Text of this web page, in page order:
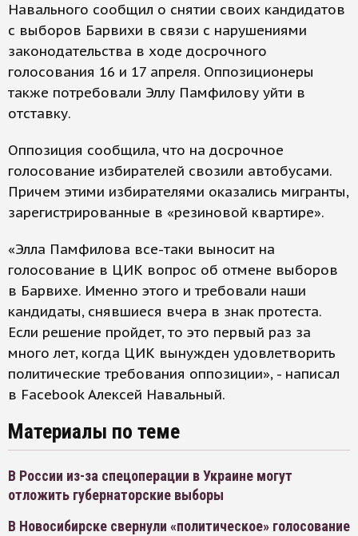
Навального сообщил о снятии своих кандидатов
с выборов Барвихи в связи с нарушениями
законодательства в ходе досрочного
голосования 16 и 17 апреля. Оппозиционеры
также потребовали Эллу Памфилову уйти в
отставку.
Оппозиция сообщила, что на досрочное
голосование избирателей свозили автобусами.
Причем этими избирателями оказались мигранты,
зарегистрированные в «резиновой квартире».
«Элла Памфилова все-таки выносит на
голосование в ЦИК вопрос об отмене выборов
в Барвихе. Именно этого и требовали наши
кандидаты, снявшиеся вчера в знак протеста.
Если решение пройдет, то это первый раз за
много лет, когда ЦИК вынужден удовлетворить
политические требования оппозиции», - написал
в Facebook Алексей Навальный.
Материалы по теме
В России из-за спецоперации в Украине могут
отложить губернаторские выборы
В Новосибирске свернули «политическое» голосование